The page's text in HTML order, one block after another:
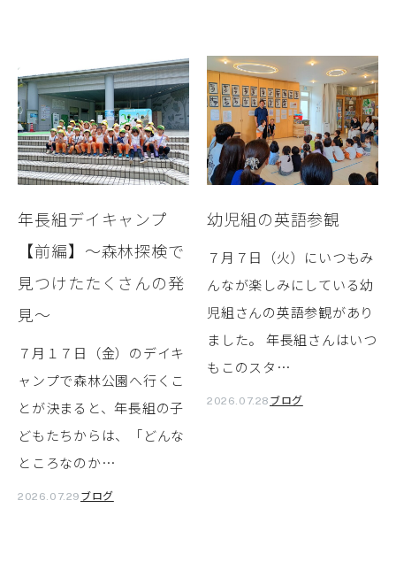
年長組デイキャンプ
【前編】～森林探検で
見つけたたくさんの発
見～
７月１７日（金）のデイキ
ャンプで森林公園へ行くこ
とが決まると、年長組の子
どもたちからは、「どんな
ところなのか…
2026.07.29 ブログ
幼児組の英語参観
７月７日（火）にいつもみ
んなが楽しみにしている幼
児組さんの英語参観があり
ました。 年長組さんはいつ
もこのスタ…
2026.07.28 ブログ